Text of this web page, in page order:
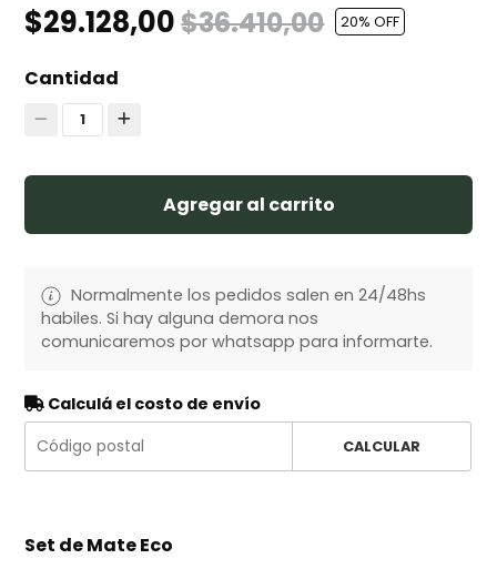
$29.128,00$36.410,00 20% OFF
Cantidad
1
Agregar al carrito
Normalmente los pedidos salen en 24/48hs
habiles. Si hay alguna demora nos
comunicaremos por whatsapp para informarte.
Calculá el costo de envío
CALCULAR
Set de Mate Eco